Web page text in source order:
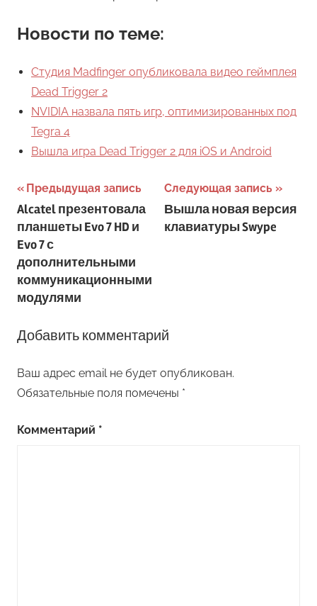
Новости по теме:
Студия Madfinger опубликовала видео геймплея
Dead Trigger 2
NVIDIA назвала пять игр, оптимизированных под
Tegra 4
Вышла игра Dead Trigger 2 для iOS и Android
Навигация
по
записям
Предыдущая запись
Alcatel презентовала
планшеты Evo 7 HD и
Evo 7 с
дополнительными
коммуникационными
модулями
Следующая запись
Вышла новая версия
клавиатуры Swype
Добавить комментарий
Ваш адрес email не будет опубликован.
Обязательные поля помечены *
Комментарий *